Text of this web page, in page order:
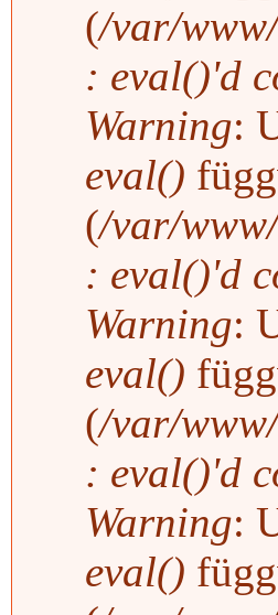
(/var/
: eval()'d
Warning:
eval()
(/var/
: eval()'d
Warning:
eval()
(/var/
: eval()'d
Warning:
eval()